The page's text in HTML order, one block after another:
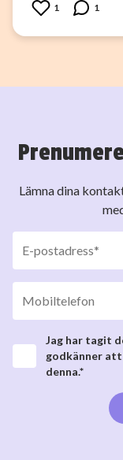
1 1
Lämna dina
Jag har tagit
godkänner
denna.*